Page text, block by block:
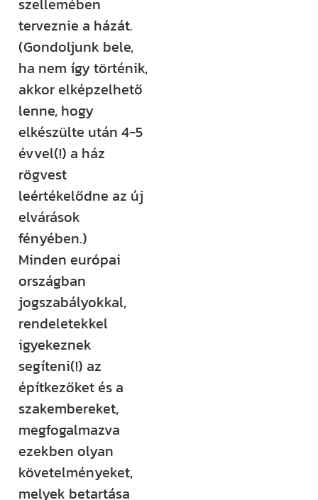
szellemében
terveznie a házát.
(Gondoljunk bele,
ha nem így történik,
akkor elképzelhető
lenne, hogy
elkészülte után 4-5
évvel(!) a ház
rögvest
leértékelődne az új
elvárások
fényében.)
Minden európai
országban
jogszabályokkal,
rendeletekkel
igyekeznek
segíteni(!) az
építkezőket és a
szakembereket,
megfogalmazva
ezekben olyan
követelményeket,
melyek betartása